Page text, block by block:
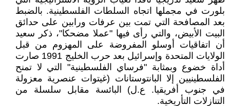
بلورت في مجملها اتجاه السلطات الفلسطينية. بالضبط
بعد المصافحة التي تمت بين عرفات ورابين على حدائق
البيت الأبيض، والتي رأى فيها "عملا مضحكا"، ذكر سعيد
أن اتفاقيات أوسلو المفروضة على المهزوم من قبل
الولايات المتحدة وإسرائيل بعد حرب الخليج 1991 صارت
أداة خضوع وبمثابة "فرساي الفلسطينية" التي لا تمنح
الفلسطينيين إلا البانتوستانات (غيتوات عنصرية معزولة
في جنوب أفريقيا. ع.ل) البائسة مقابل سلسلة من
التنازلات التأريخية.